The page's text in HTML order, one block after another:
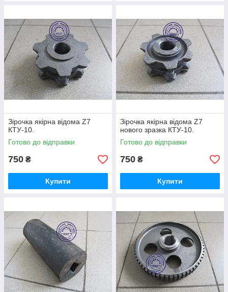
Зірочка якірна відома Z7
КТУ-10.
Готово до відправки
750 ₴
Купити
Зірочка якірна відома Z7
нового зразка КТУ-10.
Готово до відправки
750 ₴
Купити